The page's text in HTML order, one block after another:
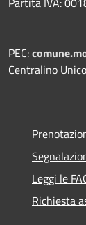
PEC:
Centralino
Leggi le
Richiesta